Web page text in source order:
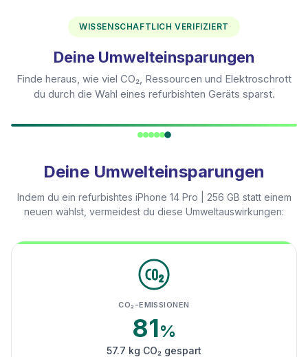
WISSENSCHAFTLICH VERIFIZIERT
Deine Umwelteinsparungen
Finde heraus, wie viel CO₂, Ressourcen und Elektroschrott
du durch die Wahl eines refurbishten Geräts sparst.
Deine Umwelteinsparungen
Indem du ein refurbishtes iPhone 14 Pro | 256 GB statt einem
neuen wählst, vermeidest du diese Umweltauswirkungen:
CO₂-EMISSIONEN
81%
57.7 kg CO₂ gespart